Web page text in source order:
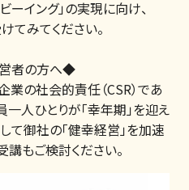
ーイング」の実現に向け、
てみてください。
者の方へ◆
の社会的責任（CSR）であ
一人ひとりが「幸年期」を迎え
て御社の「健幸経営」を加速
講もご検討ください。